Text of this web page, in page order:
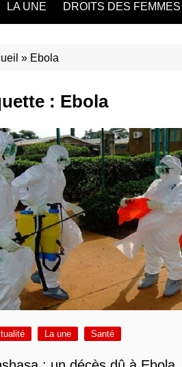
LA UNE DROITS DES FEMMES
» Ebola
: Ebola
La une Santé